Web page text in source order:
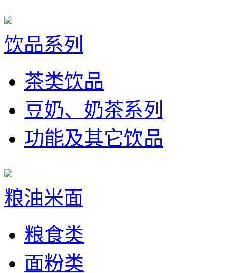
饮品系列
茶类饮品
豆奶、奶茶系列
功能及其它饮品
粮油米面
粮食类
面粉类